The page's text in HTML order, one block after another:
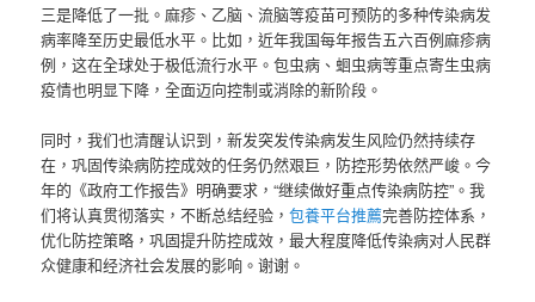
三是降低了一批。麻疹、乙脑、流脑等疫苗可预防的多种传染病发
病率降至历史最低水平。比如，近年我国每年报告五六百例麻疹病
例，这在全球处于极低流行水平。包虫病、蛔虫病等重点寄生虫病
疫情也明显下降，全面迈向控制或消除的新阶段。
同时，我们也清醒认识到，新发突发传染病发生风险仍然持续存
在，巩固传染病防控成效的任务仍然艰巨，防控形势依然严峻。今
年的《政府工作报告》明确要求，“继续做好重点传染病防控”。我
们将认真贯彻落实，不断总结经验，包養平台推薦完善防控体系，
优化防控策略，巩固提升防控成效，最大程度降低传染病对人民群
众健康和经济社会发展的影响。谢谢。